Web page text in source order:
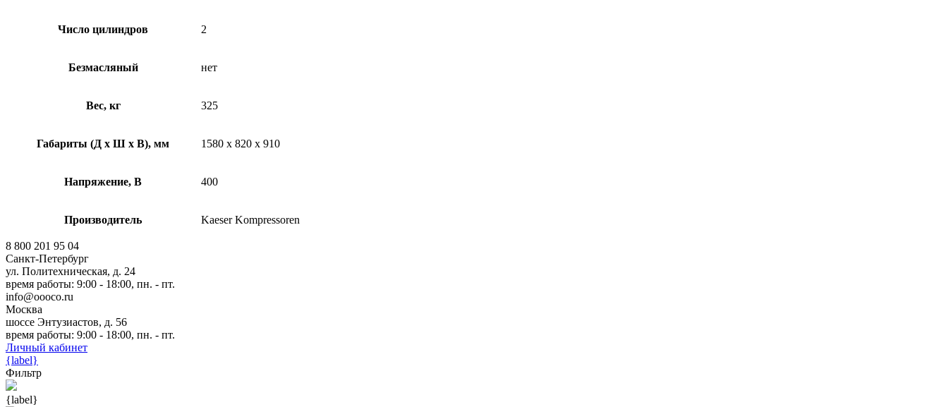
Число цилиндров 2
Безмасляный нет
Вес, кг 325
Габариты (Д х Ш х В), мм 1580 x 820 x 910
Напряжение, В 400
Производитель Kaeser Kompressoren
8 800 201 95 04
Санкт-Петербург
ул. Политехническая, д. 24
время работы: 9:00 - 18:00, пн. - пт.
info@oooco.ru
Москва
шоссе Энтузиастов, д. 56
время работы: 9:00 - 18:00, пн. - пт.
Личный кабинет
{label}
Фильтр
{label}